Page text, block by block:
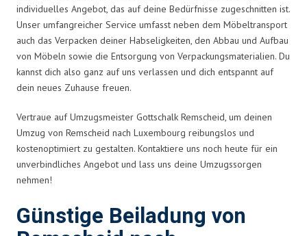
individuelles Angebot, das auf deine Bedürfnisse zugeschnitten ist.
Unser umfangreicher Service umfasst neben dem Möbeltransport
auch das Verpacken deiner Habseligkeiten, den Abbau und Aufbau
von Möbeln sowie die Entsorgung von Verpackungsmaterialien. Du
kannst dich also ganz auf uns verlassen und dich entspannt auf
dein neues Zuhause freuen.
Vertraue auf Umzugsmeister Gottschalk Remscheid, um deinen
Umzug von Remscheid nach Luxembourg reibungslos und
kostenoptimiert zu gestalten. Kontaktiere uns noch heute für ein
unverbindliches Angebot und lass uns deine Umzugssorgen
nehmen!
Günstige Beiladung von